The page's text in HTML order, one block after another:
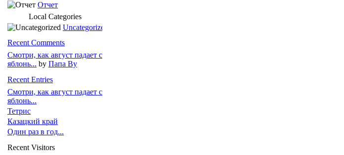
Отчет
Local Categories
Uncategorized
Recent Comments
Смотри, как август падает с
яблонь... by Папа Ву
Recent Entries
Смотри, как август падает с
яблонь...
Тетрис
Казацкий край
Один раз в год...
Recent Visitors